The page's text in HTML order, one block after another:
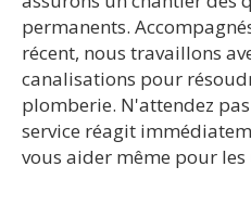
permanents.
récent, nous travaillons
canalisations pour
plomberie. N'attendez
service réagit
vous aider même pour les